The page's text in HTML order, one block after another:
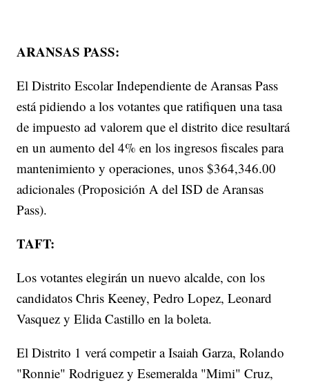
ARANSAS PASS:
El Distrito Escolar Independiente de Aransas Pass
está pidiendo a los votantes que ratifiquen una tasa
de impuesto ad valorem que el distrito dice resultará
en un aumento del 4% en los ingresos fiscales para
mantenimiento y operaciones, unos $364,346.00
adicionales (Proposición A del ISD de Aransas
Pass).
TAFT:
Los votantes elegirán un nuevo alcalde, con los
candidatos Chris Keeney, Pedro Lopez, Leonard
Vasquez y Elida Castillo en la boleta.
El Distrito 1 verá competir a Isaiah Garza, Rolando
"Ronnie" Rodriguez y Esemeralda "Mimi" Cruz,